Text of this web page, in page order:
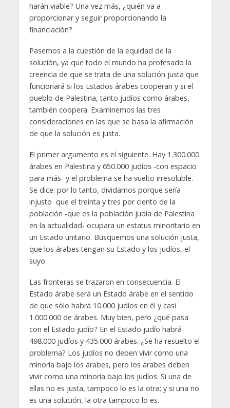
harán viable? Una vez más, ¿quién va a
proporcionar y seguir proporcionando la
financiación?
Pasemos a la cuestión de la equidad de la
solución, ya que todo el mundo ha profesado la
creencia de que se trata de una solución justa que
funcionará si los Estados árabes cooperan y si el
pueblo de Palestina, tanto judíos como árabes,
también coopera. Examinemos las tres
consideraciones en las que se basa la afirmación
de que la solución es justa.
El primer argumento es el siguiente. Hay 1.300.000
árabes en Palestina y 650.000 judíos -con espacio
para más- y el problema se ha vuelto irresoluble.
Se dice: por lo tanto, dividamos porque sería
injusto que el treinta y tres por ciento de la
población -que es la población judía de Palestina
en la actualidad- ocupara un estatus minoritario en
un Estado unitario. Busquemos una solución justa,
que los árabes tengan su Estado y los judíos, el
suyo.
Las fronteras se trazaron en consecuencia. El
Estado árabe será un Estado árabe en el sentido
de que sólo habrá 10.000 judíos en él y casi
1.000.000 de árabes. Muy bien, pero ¿qué pasa
con el Estado judío? En el Estado judío habrá
498.000 judíos y 435.000 árabes. ¿Se ha resuelto el
problema? Los judíos no deben vivir como una
minoría bajo los árabes, pero los árabes deben
vivir como una minoría bajo los judíos. Si una de
ellas no es justa, tampoco lo es la otra; y si una no
es una solución, la otra tampoco lo es.